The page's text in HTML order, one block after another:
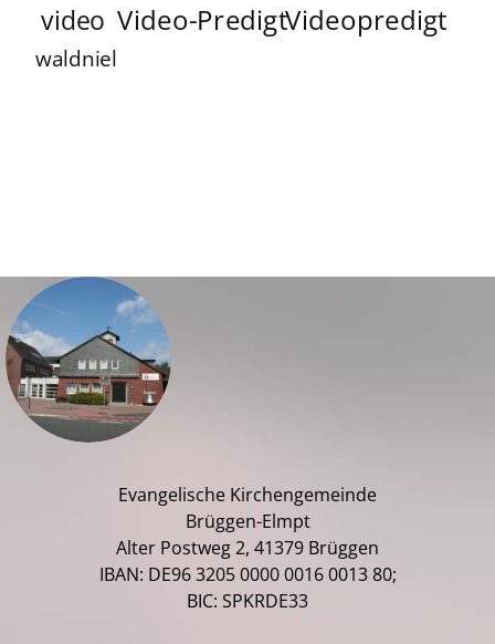
video Video-PredigtVideopredigt
waldniel
Evangelische Kirchengemeinde
Brüggen-Elmpt
Alter Postweg 2, 41379 Brüggen
IBAN: DE96 3205 0000 0016 0013 80;
BIC: SPKRDE33